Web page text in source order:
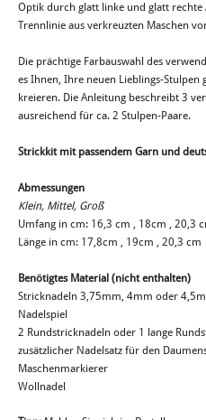
Optik durch glatt linke und glatt
Trennlinie aus verkreuzten Maschen
Die prächtige Farbauswahl des
es Ihnen, Ihre neuen Lieblings-Stulpen
kreieren. Die Anleitung beschreibt 3
ausreichend für ca. 2 Stulpen-Paare.
Strickkit mit passendem Garn und
Abmessungen
Klein, Mittel, Groß
Umfang in cm: 16,3 cm , 18cm , 20,3
Länge in cm: 17,8cm , 19cm , 20,3 cm
Benötigtes Material (nicht enthalten)
Stricknadeln 3,75mm, 4mm oder
Nadelspiel
2 Rundstricknadeln oder 1 lange
zusätzlicher Nadelsatz für den
Maschenmarkierer
Wollnadel